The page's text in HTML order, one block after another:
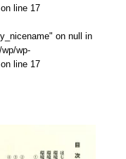
on line 17
on null in
wp-
on line 17